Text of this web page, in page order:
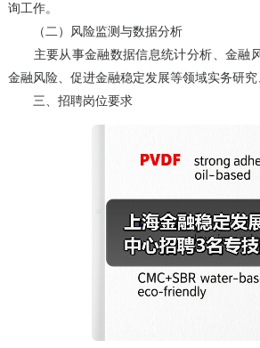
询工作。
（二）风险监测与数据分析
主要从事金融数据信息统计分析、金融
金融风险、促进金融稳定发展等领域实务研究
三、招聘岗位要求